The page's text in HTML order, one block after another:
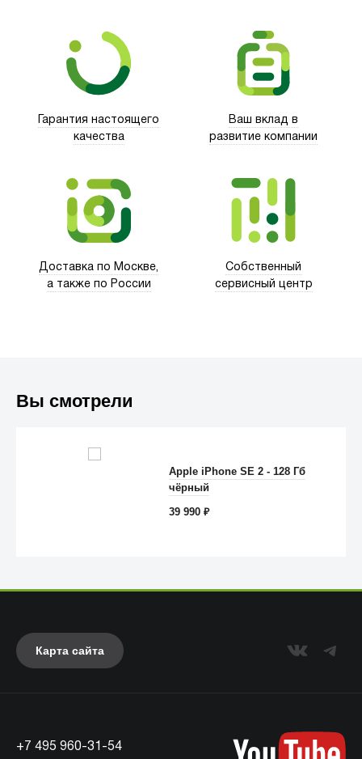
Anker
Гарантия настоящего
качества
Ваш вклад в
развитие компании
Доставка по Москве,
а также по России
Собственный
сервисный центр
Вы смотрели
Apple iPhone SE 2 - 128 Гб
чёрный
39 990₽
Карта сайта
+7 495 960-31-54